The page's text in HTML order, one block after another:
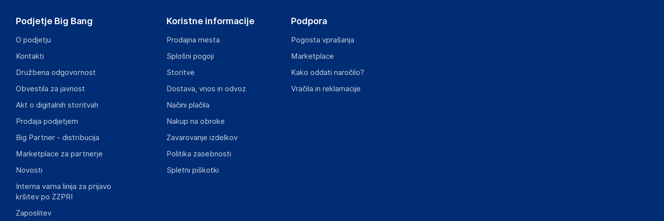
verkau@aquagart.de
Gospodarski subjekt s sedežem v EU, ki zagotavlja skladnost izdelka z zahtevanimi predpisi.
Heubischer Ortsstraße 79 96524 Föritztal
Germany
Slike o varnosti izdelka
Slike o varnosti izdelka vsebujejo opozorila na embalaži izdelka in lahko vključujejo ključne varnostne
Podjetje Big Bang
O podjetju
Kontakti
Družbena odgovornost
Obvestila za javnost
Akt o digitalnih storitvah
Prodaja podjetjem
Big Partner - distribucija
Marketplace za partnerje
Novosti
Interna varna linija za prijavo
kršitev po ZZPRI
Zaposlitev
Koristne informacije
Prodajna mesta
Splošni pogoji
Storitve
Dostava, vnos in odvoz
Načini plačila
Nakup na obroke
Zavarovanje izdelkov
Politika zasebnosti
Spletni piškotki
Podpora
Pogosta vprašanja
Marketplace
Kako oddati naročilo?
Vračila in reklamacije